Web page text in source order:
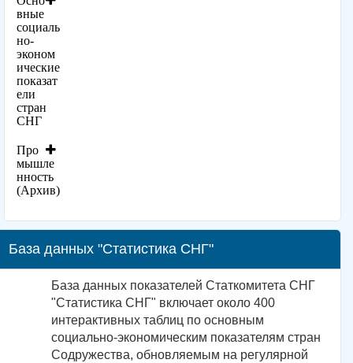
вные
социаль
но-
эконом
ические
показат
ели
стран
СНГ
Про
мышле
нность
(Архив)
База данных "Статистика СНГ"
База данных показателей Статкомитета СНГ
"Статистика СНГ" включает около 400
интерактивных таблиц по основным
социально-экономическим показателям стран
Содружества, обновляемым на регулярной